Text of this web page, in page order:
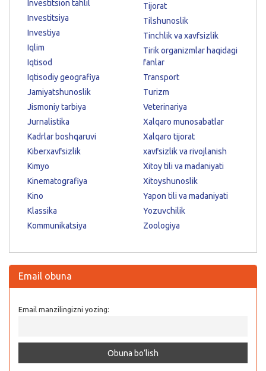
Investitsion tahlil
Investitsiya
Investiya
Iqlim
Iqtisod
Iqtisodiy geografiya
Jamiyatshunoslik
Jismoniy tarbiya
Jurnalistika
Kadrlar boshqaruvi
Kiberxavfsizlik
Kimyo
Kinematografiya
Kino
Klassika
Kommunikatsiya
Tijorat
Tilshunoslik
Tinchlik va xavfsizlik
Tirik organizmlar haqidagi
fanlar
Transport
Turizm
Veterinariya
Xalqaro munosabatlar
Xalqaro tijorat
xavfsizlik va rivojlanish
Xitoy tili va madaniyati
Xitoyshunoslik
Yapon tili va madaniyati
Yozuvchilik
Zoologiya
Email obuna
Email manzilingizni yozing: